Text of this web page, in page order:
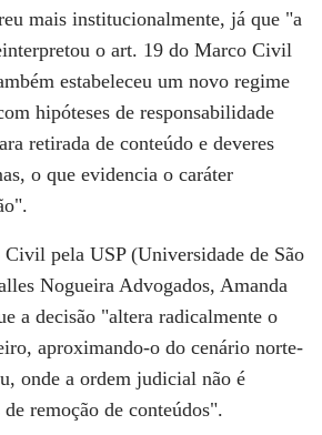
mais institucionalmente, já que "a
o art. 19 do Marco Civil
estabeleceu um novo regime
hipóteses de responsabilidade
retirada de conteúdo e deveres
o que evidencia o caráter
pela USP (Universidade de São
Nogueira Advogados, Amanda
a decisão "altera radicalmente o
aproximando-o do cenário norte-
onde a ordem judicial não é
remoção de conteúdos".